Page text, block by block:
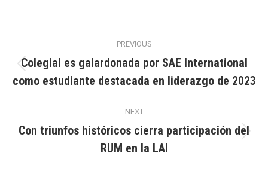
navigation
PREVIOUS
Previous
post:
Colegial es galardonada por SAE International
como estudiante destacada en liderazgo de 2023
NEXT
Next
post:
Con triunfos históricos cierra participación del
RUM en la LAI